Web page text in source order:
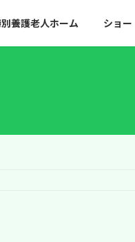
養護老人ホーム ショ